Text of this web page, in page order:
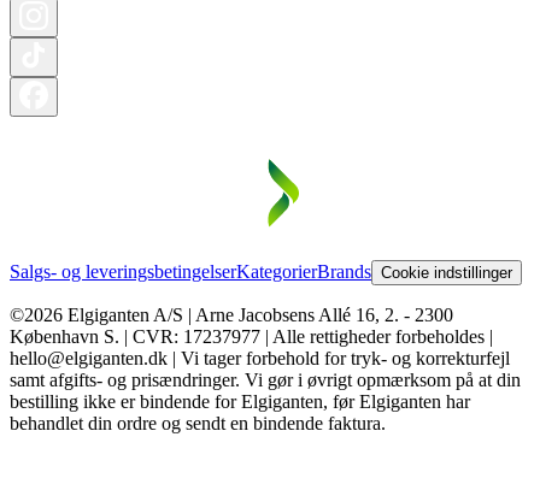
Salgs- og leveringsbetingelserKategorierBrands Cookie indstillinger
©2026 Elgiganten A/S | Arne Jacobsens Allé 16, 2. - 2300
København S. | CVR: 17237977 | Alle rettigheder forbeholdes |
hello@elgiganten.dk | Vi tager forbehold for tryk- og korrekturfejl
samt afgifts- og prisændringer. Vi gør i øvrigt opmærksom på at din
bestilling ikke er bindende for Elgiganten, før Elgiganten har
behandlet din ordre og sendt en bindende faktura.